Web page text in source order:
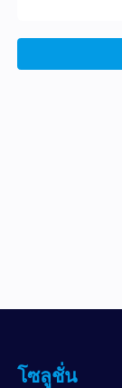
โซลูชั่น